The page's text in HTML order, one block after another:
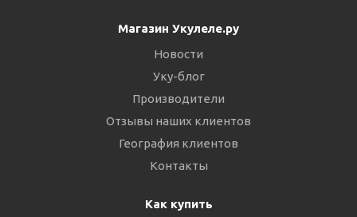
Магазин Укулеле.ру
Новости
Уку-блог
Производители
Отзывы наших клиентов
География клиентов
Контакты
Как купить